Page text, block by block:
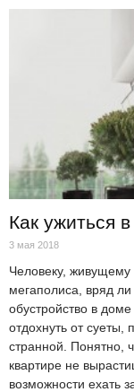
Как ужиться
3 мая 2018
Человеку, живущему
мегаполиса, вряд
обустройство в
отдохнуть от суеты,
странной. Понятно,
квартире не
возможности ехать